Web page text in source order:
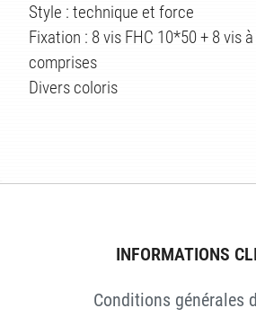
Style : technique et force
Fixation : 8 vis FHC 10*50 + 8 vis
comprises
Divers coloris
INFORMATIONS
Conditions générales